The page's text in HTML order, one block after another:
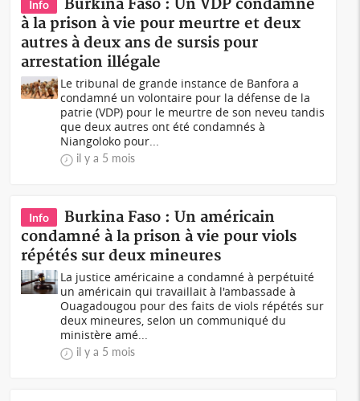
Info
Burkina Faso : Un VDP condamné
à la prison à vie pour meurtre et deux
autres à deux ans de sursis pour
arrestation illégale
Le tribunal de grande instance de Banfora a
condamné un volontaire pour la défense de la
patrie (VDP) pour le meurtre de son neveu tandis
que deux autres ont été condamnés à
Niangoloko pour...
il y a 5 mois
Info
Burkina Faso : Un américain
condamné à la prison à vie pour viols
répétés sur deux mineures
La justice américaine a condamné à perpétuité
un américain qui travaillait à l'ambassade à
Ouagadougou pour des faits de viols répétés sur
deux mineures, selon un communiqué du
ministère amé...
il y a 5 mois